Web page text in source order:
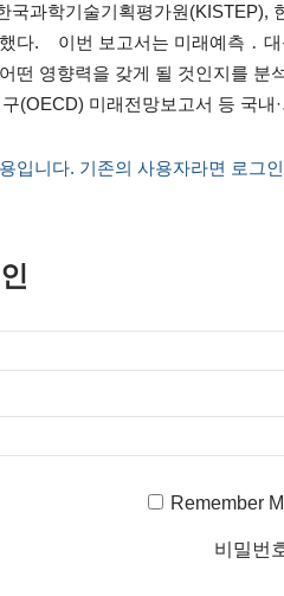
국과학기술기획평가원(KISTEP),
다. 이번 보고서는 미래예측 ․
떤 영향력을 갖게 될 것인지를
(OECD) 미래전망보고서 등 국
입니다. 기존의 사용자라면 로그
Remember
비밀번